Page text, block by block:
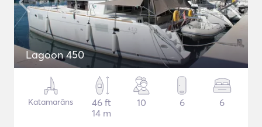
Lagoon 450
Katamarāns
46 ft
14 m
10 6 6